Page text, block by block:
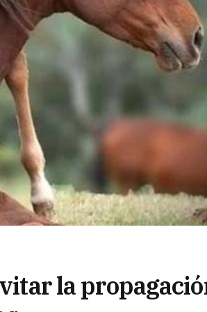
la